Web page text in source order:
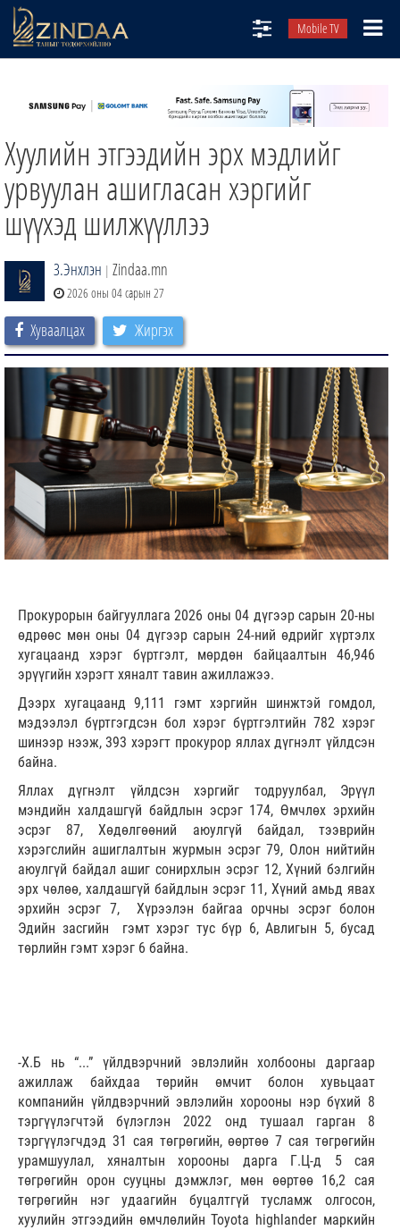
Mobile TV
ТВ8
ӨГЛӨӨНИЙ СОНИН
АУДИО ЗОХИОЛ
ЗИНДАА СЭТГҮҮЛ
Хуулийн этгээдийн эрх мэдлийг
урвуулан ашигласан хэргийг
шүүхэд шилжүүллээ
З.Энхлэн | Zindaa.mn
2026 оны 04 сарын 27
Хуваалцах Жиргэх
Прокурорын байгууллага 2026 оны 04 дүгээр сарын 20-ны
өдрөөс мөн оны 04 дүгээр сарын 24-ний өдрийг хүртэлх
хугацаанд хэрэг бүртгэлт, мөрдөн байцаалтын 46,946
эрүүгийн хэрэгт хяналт тавин ажиллажээ.
Дээрх хугацаанд 9,111 гэмт хэргийн шинжтэй гомдол,
мэдээлэл бүртгэгдсэн бол хэрэг бүртгэлтийн 782 хэрэг
шинээр нээж, 393 хэрэгт прокурор яллах дүгнэлт үйлдсэн
байна.
Яллах дүгнэлт үйлдсэн хэргийг тодруулбал, Эрүүл
мэндийн халдашгүй байдлын эсрэг 174, Өмчлөх эрхийн
эсрэг 87, Хөдөлгөөний аюулгүй байдал, тээврийн
хэрэгслийн ашиглалтын журмын эсрэг 79, Олон нийтийн
аюулгүй байдал ашиг сонирхлын эсрэг 12, Хүний бэлгийн
эрх чөлөө, халдашгүй байдлын эсрэг 11, Хүний амьд явах
эрхийн эсрэг 7, Хүрээлэн байгаа орчны эсрэг болон
Эдийн засгийн гэмт хэрэг тус бүр 6, Авлигын 5, бусад
төрлийн гэмт хэрэг 6 байна.
-Х.Б нь “...” үйлдвэрчний эвлэлийн холбооны даргаар
ажиллаж байхдаа төрийн өмчит болон хувьцаат
компанийн үйлдвэрчний эвлэлийн хорооны нэр бүхий 8
тэргүүлэгчтэй бүлэглэн 2022 онд тушаал гарган 8
тэргүүлэгчдэд 31 сая төгрөгийн, өөртөө 7 сая төгрөгийн
урамшуулал, хяналтын хорооны дарга Г.Ц-д 5 сая
төгрөгийн орон сууцны дэмжлэг, мөн өөртөө 16,2 сая
төгрөгийн нэг удаагийн буцалтгүй тусламж олгосон,
хуулийн этгээдийн өмчлөлийн Toyota highlander маркийн